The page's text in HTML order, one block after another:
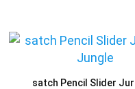
satch Pencil Slider